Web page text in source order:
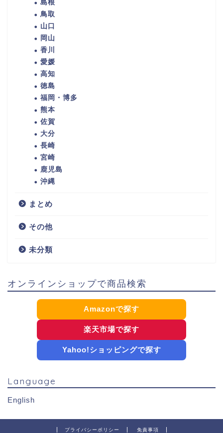
島根
鳥取
山口
岡山
香川
愛媛
高知
徳島
福岡・博多
熊本
佐賀
大分
長崎
宮崎
鹿児島
沖縄
まとめ
その他
未分類
オンラインショップで商品検索
Amazonで探す
楽天市場で探す
Yahoo!ショッピングで探す
Language
English
プライバシーポリシー 免責事項